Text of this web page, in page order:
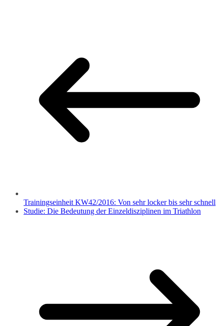
Trainingseinheit KW42/2016: Von sehr locker bis sehr schnell
Studie: Die Bedeutung der Einzeldisziplinen im Triathlon